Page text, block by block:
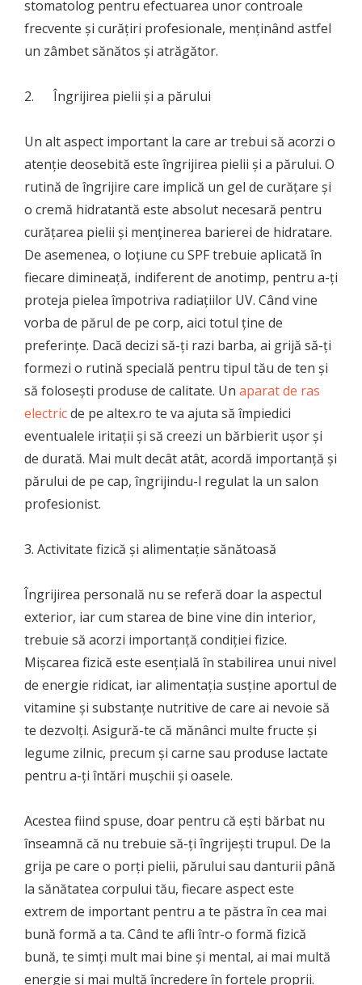
stomatolog pentru efectuarea unor controale
frecvente și curățiri profesionale, menținând astfel
un zâmbet sănătos și atrăgător.
2. Îngrijirea pielii și a părului
Un alt aspect important la care ar trebui să acorzi o
atenție deosebită este îngrijirea pielii și a părului. O
rutină de îngrijire care implică un gel de curățare și
o cremă hidratantă este absolut necesară pentru
curățarea pielii și menținerea barierei de hidratare.
De asemenea, o loțiune cu SPF trebuie aplicată în
fiecare dimineață, indiferent de anotimp, pentru a-ți
proteja pielea împotriva radiațiilor UV. Când vine
vorba de părul de pe corp, aici totul ține de
preferințe. Dacă decizi să-ți razi barba, ai grijă să-ți
formezi o rutină specială pentru tipul tău de ten și
să folosești produse de calitate. Un aparat de ras
electricde pe altex.ro te va ajuta să împiedici
eventualele iritații și să creezi un bărbierit ușor și
de durată. Mai mult decât atât, acordă importanță și
părului de pe cap, îngrijindu-l regulat la un salon
profesionist.
3. Activitate fizică și alimentație sănătoasă
Îngrijirea personală nu se referă doar la aspectul
exterior, iar cum starea de bine vine din interior,
trebuie să acorzi importanță condiției fizice.
Mișcarea fizică este esențială în stabilirea unui nivel
de energie ridicat, iar alimentația susține aportul de
vitamine și substanțe nutritive de care ai nevoie să
te dezvolți. Asigură-te că mănânci multe fructe și
legume zilnic, precum și carne sau produse lactate
pentru a-ți întări mușchii și oasele.
Acestea fiind spuse, doar pentru că ești bărbat nu
înseamnă că nu trebuie să-ți îngrijești trupul. De la
grija pe care o porți pielii, părului sau danturii până
la sănătatea corpului tău, fiecare aspect este
extrem de important pentru a te păstra în cea mai
bună formă a ta. Când te afli într-o formă fizică
bună, te simți mult mai bine și mental, ai mai multă
energie și mai multă încredere în forțele proprii.